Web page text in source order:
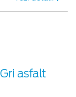
asfalt